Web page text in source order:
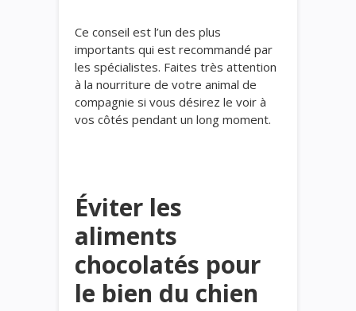
Ce conseil est l’un des plus
importants qui est recommandé par
les spécialistes. Faites très attention
à la nourriture de votre animal de
compagnie si vous désirez le voir à
vos côtés pendant un long moment.
Éviter les
aliments
chocolatés pour
le bien du chien